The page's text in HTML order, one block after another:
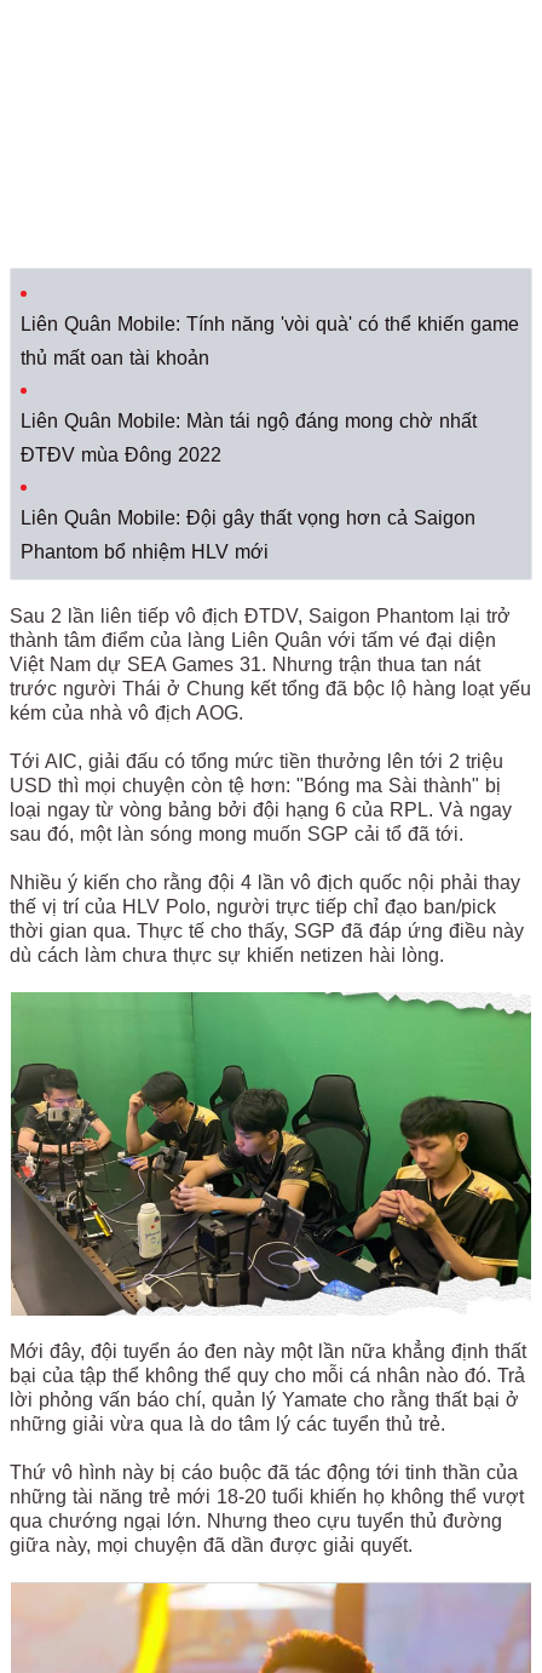
Liên Quân Mobile: Tính năng 'vòi quà' có thể khiến game
thủ mất oan tài khoản
Liên Quân Mobile: Màn tái ngộ đáng mong chờ nhất
ĐTĐV mùa Đông 2022
Liên Quân Mobile: Đội gây thất vọng hơn cả Saigon
Phantom bổ nhiệm HLV mới
Sau 2 lần liên tiếp vô địch ĐTDV, Saigon Phantom lại trở
thành tâm điểm của làng Liên Quân với tấm vé đại diện
Việt Nam dự SEA Games 31. Nhưng trận thua tan nát
trước người Thái ở Chung kết tổng đã bộc lộ hàng loạt yếu
kém của nhà vô địch AOG.
Tới AIC, giải đấu có tổng mức tiền thưởng lên tới 2 triệu
USD thì mọi chuyện còn tệ hơn: "Bóng ma Sài thành" bị
loại ngay từ vòng bảng bởi đội hạng 6 của RPL. Và ngay
sau đó, một làn sóng mong muốn SGP cải tổ đã tới.
Nhiều ý kiến cho rằng đội 4 lần vô địch quốc nội phải thay
thế vị trí của HLV Polo, người trực tiếp chỉ đạo ban/pick
thời gian qua. Thực tế cho thấy, SGP đã đáp ứng điều này
dù cách làm chưa thực sự khiến netizen hài lòng.
Mới đây, đội tuyển áo đen này một lần nữa khẳng định thất
bại của tập thể không thể quy cho mỗi cá nhân nào đó. Trả
lời phỏng vấn báo chí, quản lý Yamate cho rằng thất bại ở
những giải vừa qua là do tâm lý các tuyển thủ trẻ.
Thứ vô hình này bị cáo buộc đã tác động tới tinh thần của
những tài năng trẻ mới 18-20 tuổi khiến họ không thể vượt
qua chướng ngại lớn. Nhưng theo cựu tuyển thủ đường
giữa này, mọi chuyện đã dần được giải quyết.